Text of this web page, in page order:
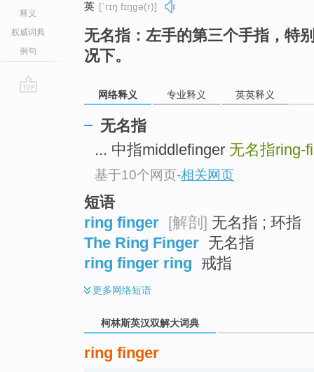
释义
权威词典
例句
英 [ˈrɪŋ fɪŋɡə(r)]
无名指：左手的第三个手指，特
况下。
网络释义 专业释义 英英释义
无名指
... 中指middlefinger 无名指ring-
基于10个网页-相关网页
短语
ring finger [解剖] 无名指 ; 环指
The Ring Finger 无名指
ring finger ring 戒指
更多网络短语
柯林斯英汉双解大词典
ring finger